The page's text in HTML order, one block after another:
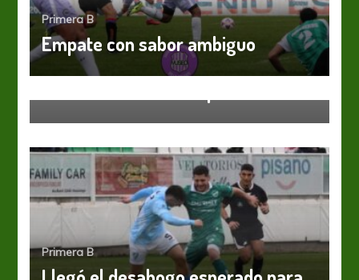
Primera B
Empate con sabor ambiguo
Primera B
Primera B